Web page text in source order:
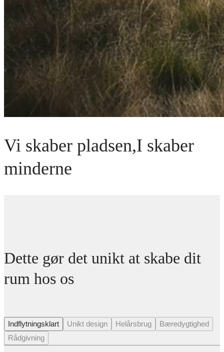
Vi skaber pladsen,I skaber
minderne
Dette gør det unikt at skabe dit
rum hos os
Indflytningsklart Unikt design Helårsbrug
Bæredygtighed
Rådgivning